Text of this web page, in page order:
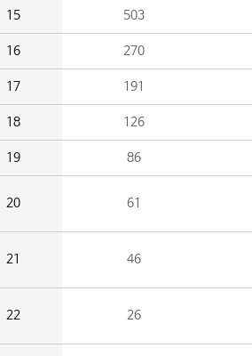
15 503
16 270
17 191
18 126
19 86
20 61
21 46
22 26